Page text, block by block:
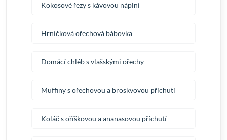
Kokosové řezy s kávovou náplní
Hrníčková ořechová bábovka
Domácí chléb s vlašskými ořechy
Muffiny s ořechovou a broskvovou příchutí
Koláč s oříškovou a ananasovou příchutí